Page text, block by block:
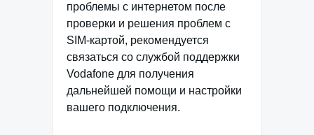
проблемы с интернетом после
проверки и решения проблем с
SIM-картой, рекомендуется
связаться со службой поддержки
Vodafone для получения
дальнейшей помощи и настройки
вашего подключения.